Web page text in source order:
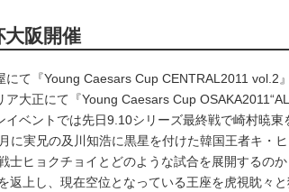
阪開催
にて『Young Caesars Cup CENTRAL2011 vol.2
ア大正にて『Young Caesars Cup
イベントでは先日9.10シリーズ最終戦で崎村暁
実兄の及川知浩に黒星を付けた韓国王者キ・
ヒョクチョイとどのような試合を展開するのか
上し、現在空位となっている王座を虎視眈々